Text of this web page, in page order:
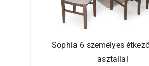
Sophia 6 személyes
asztallal